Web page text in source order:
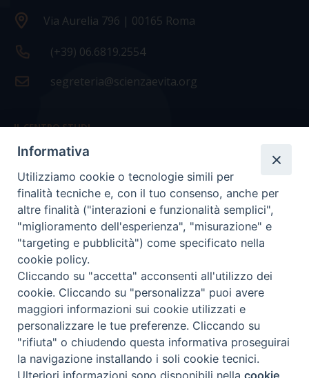
Via Aurelia 796 | 00165 Roma
(+39) 06.6819.2554
segreteria@scienzaevita.org
IL CENTRO STUDI
La nostra storia
Statuto
Presidenza e ufficio presidenza
Consiglio scientifico
Coordinamento nazionale
COPYRIGHT Scienza & Vita - C.F96600690588- Tutti i
diritti -Privacy- Credits
Informativa
Utilizziamo cookie o tecnologie simili per
finalità tecniche e, con il tuo consenso, anche per
altre finalità ("interazioni e funzionalità semplici",
"miglioramento dell'esperienza", "misurazione" e
"targeting e pubblicità") come specificato nella
cookie policy.
Cliccando su "accetta" acconsenti all'utilizzo dei
cookie. Cliccando su "personalizza" puoi avere
maggiori informazioni sui cookie utilizzati e
personalizzare le tue preferenze. Cliccando su
"rifiuta" o chiudendo questa informativa proseguirai
la navigazione installando i soli cookie tecnici.